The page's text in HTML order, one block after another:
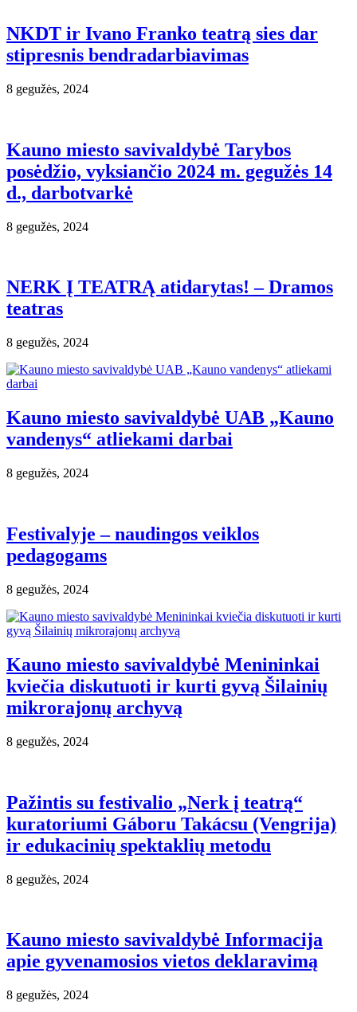
NKDT ir Ivano Franko teatrą sies dar
stipresnis bendradarbiavimas
8 gegužės, 2024
Kauno miesto savivaldybė Tarybos
posėdžio, vyksiančio 2024 m. gegužės 14
d., darbotvarkė
8 gegužės, 2024
NERK Į TEATRĄ atidarytas! – Dramos
teatras
8 gegužės, 2024
Kauno miesto savivaldybė UAB „Kauno
vandenys“ atliekami darbai
8 gegužės, 2024
Festivalyje – naudingos veiklos
pedagogams
8 gegužės, 2024
Kauno miesto savivaldybė Menininkai
kviečia diskutuoti ir kurti gyvą Šilainių
mikrorajonų archyvą
8 gegužės, 2024
Pažintis su festivalio „Nerk į teatrą“
kuratoriumi Gáboru Takácsu (Vengrija)
ir edukacinių spektaklių metodu
8 gegužės, 2024
Kauno miesto savivaldybė Informacija
apie gyvenamosios vietos deklaravimą
8 gegužės, 2024